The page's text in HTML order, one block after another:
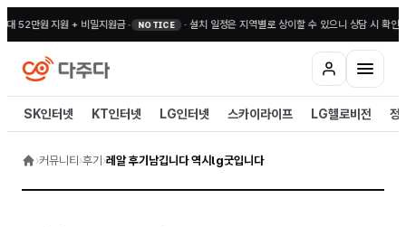
52만원 지원 + 비밀지원금• NOTICE ·설치 일정은 지역별로 상이할 수 있으니 상담 시 확인해
SK인터넷 KT인터넷 LG인터넷 스카이라이프 LG헬로비전 정
›커뮤니티 ›후기 ›레알 후기남깁니다 역시lg굿입니다